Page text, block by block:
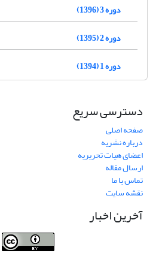
دوره 3 (1396)
دوره 2 (1395)
دوره 1 (1394)
دسترسی سریع
صفحه اصلی
درباره نشریه
اعضای هیات تحریریه
ارسال مقاله
تماس با ما
نقشه سایت
آخرین اخبار